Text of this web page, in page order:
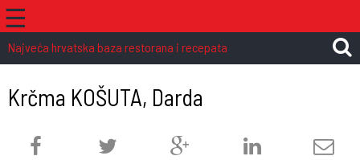
☰
Najveća hrvatska baza restorana i recepata
Krčma KOŠUTA, Darda